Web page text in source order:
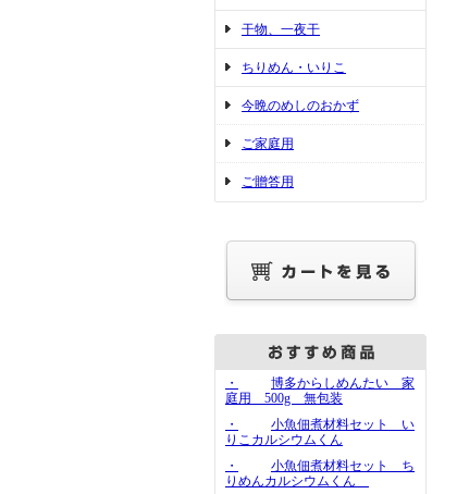
干物、一夜干
ちりめん・いりこ
今晩のめしのおかず
ご家庭用
ご贈答用
・
博多からしめんたい 家
庭用 500g 無包装
・
小魚佃煮材料セット い
りこカルシウムくん
・
小魚佃煮材料セット ち
りめんカルシウムくん